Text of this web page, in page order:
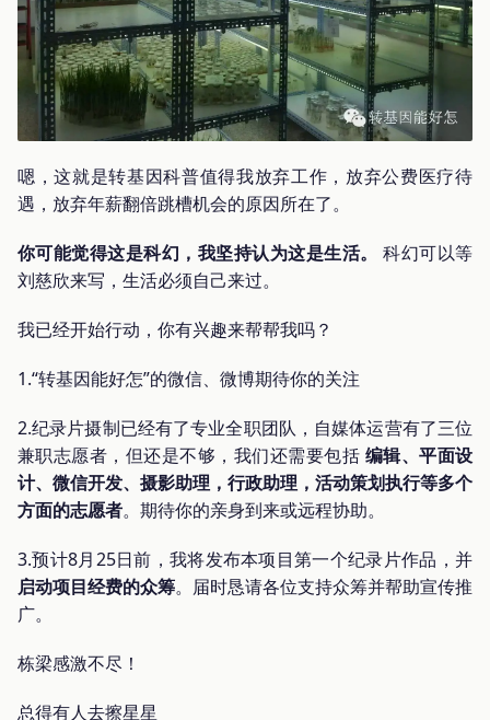
嗯，这就是转基因科普值得我放弃工作，放弃公费医疗待
遇，放弃年薪翻倍跳槽机会的原因所在了。
你可能觉得这是科幻，我坚持认为这是生活。
科幻可以等
刘慈欣来写，生活必须自己来过。
我已经开始行动，你有兴趣来帮帮我吗？
1.“转基因能好怎”的微信、微博期待你的关注
2.纪录片摄制已经有了专业全职团队，自媒体运营有了三位
兼职志愿者，但还是不够，我们还需要包括 编辑、平面设
计、微信开发、摄影助理，行政助理，活动策划执行等多个
方面的志愿者。期待你的亲身到来或远程协助。
3.预计8月25日前，我将发布本项目第一个纪录片作品，并
启动项目经费的众筹。届时恳请各位支持众筹并帮助宣传推
广。
栋梁感激不尽！
总得有人去擦星星